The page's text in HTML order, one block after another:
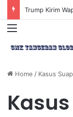
Menu
Home / Kasus Suap